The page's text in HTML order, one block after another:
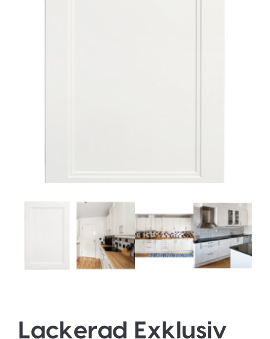
Lackerad Exklusiv